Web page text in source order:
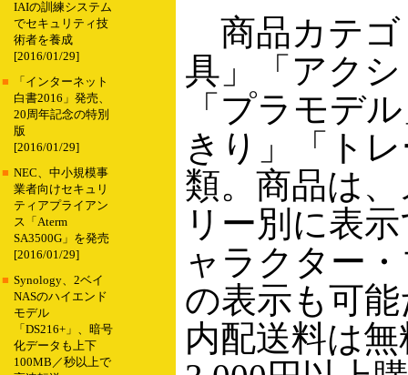
IAIの訓練システム
でセキュリティ技
術者を養成
[2016/01/29]
■
「インターネット
白書2016」発売、
20周年記念の特別
版
[2016/01/29]
■ NEC、中小規模事
業者向けセキュリ
ティアプライアン
ス「Aterm
SA3500G」を発売
[2016/01/29]
■ Synology、2ベイ
NASのハイエンド
モデル
「DS216+」、暗号
化データも上下
100MB／秒以上で
商品カテゴ
具」「アク
「プラモデ
きり」「ト
類。商品は
リー別に表
ャラクター
の表示も可
内配送料は